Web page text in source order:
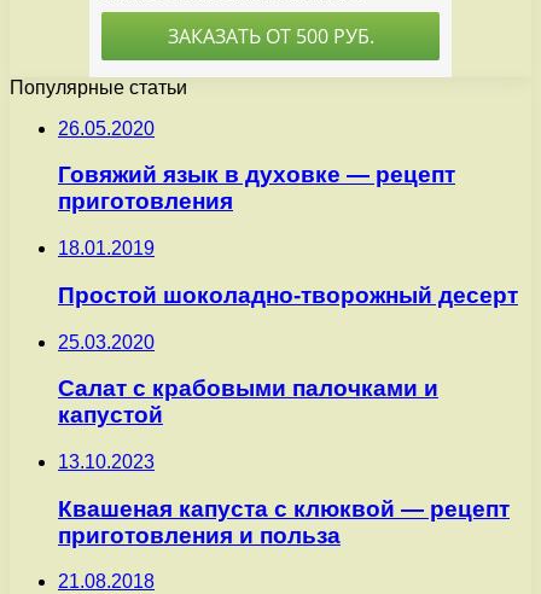
Популярные статьи
26.05.2020
Говяжий язык в духовке — рецепт
приготовления
18.01.2019
Простой шоколадно-творожный десерт
25.03.2020
Салат с крабовыми палочками и
капустой
13.10.2023
Квашеная капуста с клюквой — рецепт
приготовления и польза
21.08.2018